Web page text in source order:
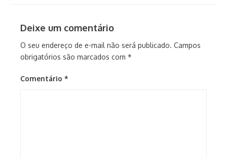
Deixe um comentário
O seu endereço de e-mail não será publicado. Campos
obrigatórios são marcados com *
Comentário *